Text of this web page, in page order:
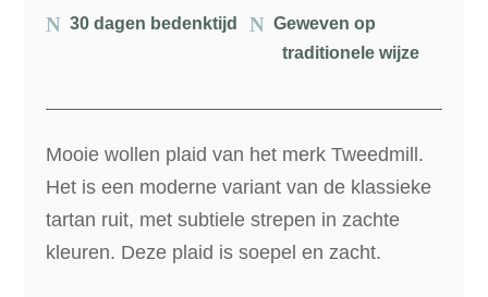
30 dagen bedenktijd
Geweven op
traditionele wijze
Mooie wollen plaid van het merk Tweedmill.
Het is een moderne variant van de klassieke
tartan ruit, met subtiele strepen in zachte
kleuren. Deze plaid is soepel en zacht.